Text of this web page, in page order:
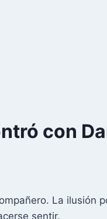
con
La ilusión
sentir.